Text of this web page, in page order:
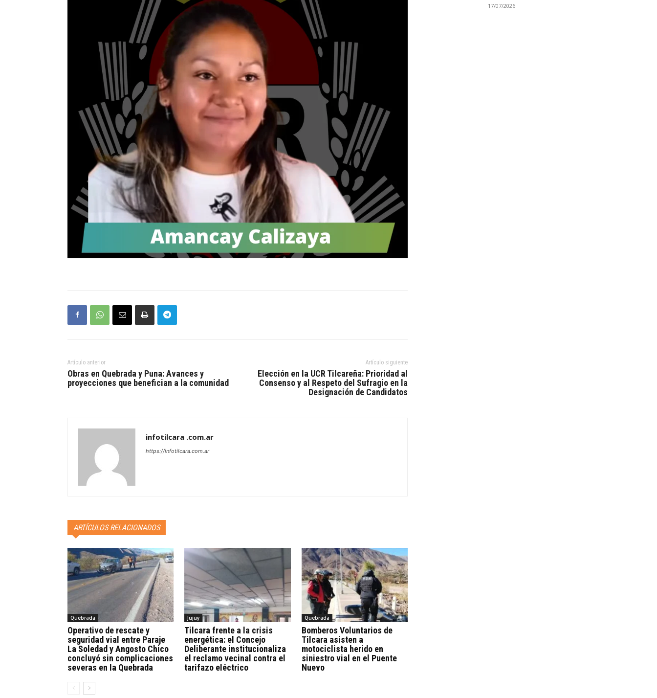
Artículo anterior
Obras en Quebrada y Puna: Avances y
proyecciones que benefician a la comunidad
Artículo siguiente
Elección en la UCR Tilcareña: Prioridad al
Consenso y al Respeto del Sufragio en la
Designación de Candidatos
infotilcara .com.ar
https://infotilcara.com.ar
ARTÍCULOS RELACIONADOS
Quebrada
Operativo de rescate y
seguridad vial entre Paraje
La Soledad y Angosto Chico
concluyó sin complicaciones
severas en la Quebrada
Jujuy
Tilcara frente a la crisis
energética: el Concejo
Deliberante institucionaliza
el reclamo vecinal contra el
tarifazo eléctrico
Quebrada
Bomberos Voluntarios de
Tilcara asisten a
motociclista herido en
siniestro vial en el Puente
Nuevo
17/07/2026